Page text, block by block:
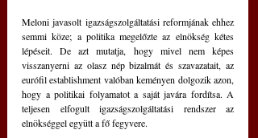
Meloni javasolt igazságszolgáltatási reformjának ehhez
semmi köze; a politika megelőzte az elnökség kétes
lépéseit. De azt mutatja, hogy mivel nem képes
visszanyerni az olasz nép bizalmát és szavazatait, az
eurófil establishment valóban keményen dolgozik azon,
hogy a politikai folyamatot a saját javára fordítsa. A
teljesen elfogult igazságszolgáltatási rendszer az
elnökséggel együtt a fő fegyvere.